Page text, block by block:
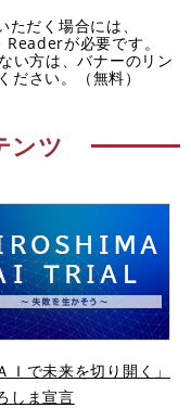
だく場合には、
が必要です。
い方は、バナーのリン
ださい。（無料）
ンツ
Ｉで未来を切り開く」
しま宣言